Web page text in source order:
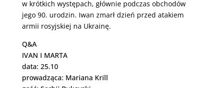
w krótkich występach, głównie podczas obchodów
jego 90. urodzin. Iwan zmarł dzień przed atakiem
armii rosyjskiej na Ukrainę.
Q&A
IVAN I MARTA
data: 25.10
prowadząca: Mariana Krill